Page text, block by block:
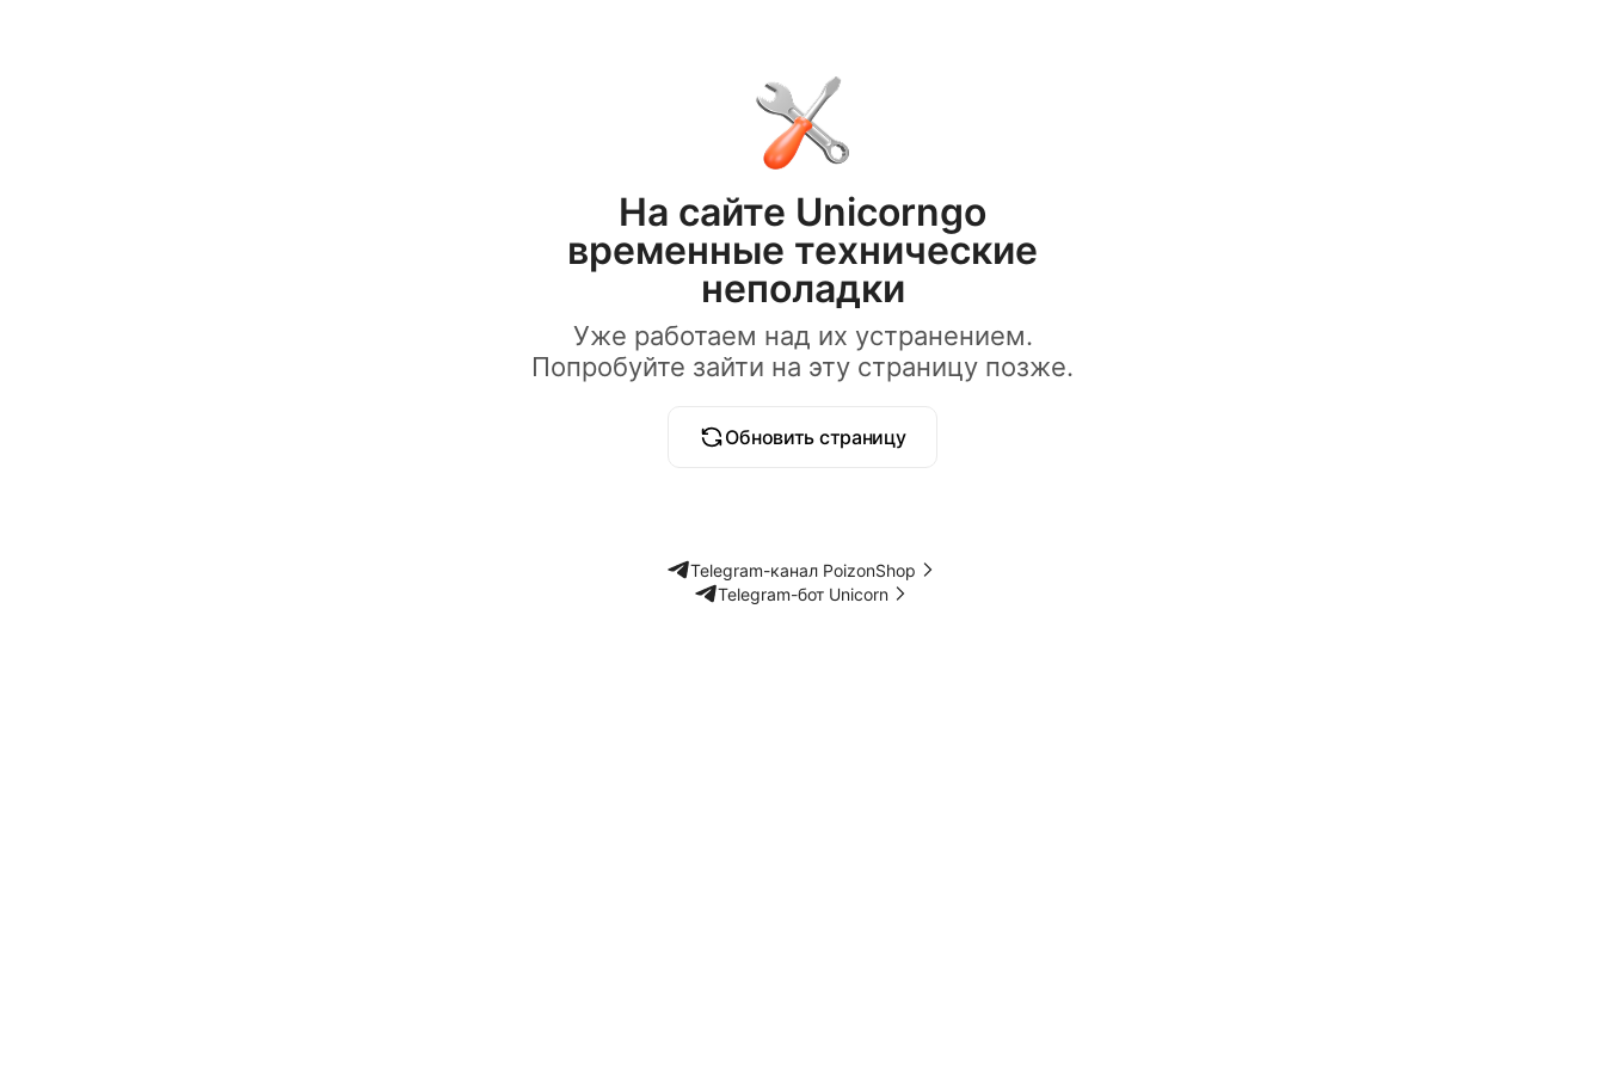
На сайте Unicorngo
временные технические
неполадки
Уже работаем над их устранением.
Попробуйте зайти на эту страницу позже.
Обновить страницу
Telegram-канал PoizonShop
Telegram-бот Unicorn